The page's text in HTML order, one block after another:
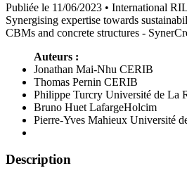
Publiée le 11/06/2023 • International
Synergising expertise towards
CBMs and concrete structures -
Auteurs :
Jonathan Mai-Nhu CERIB
Thomas Pernin CERIB
Philippe Turcry Université de La
Bruno Huet LafargeHolcim
Pierre-Yves Mahieux Université
Description